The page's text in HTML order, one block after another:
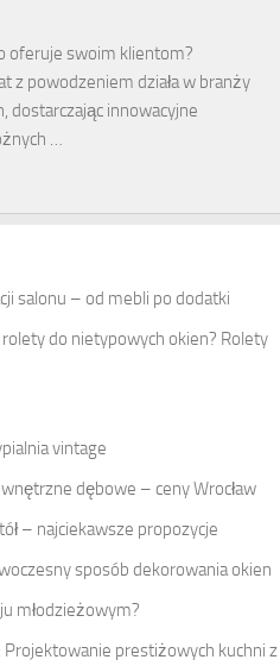
oferuje swoim klientom?
z powodzeniem działa w branży
dostarczając innowacyjne
…
salonu – od mebli po dodatki
do nietypowych okien? Rolety
vintage
dębowe – ceny Wrocław
– najciekawsze propozycje
sposób dekorowania okien
młodzieżowym?
prestiżowych kuchni z